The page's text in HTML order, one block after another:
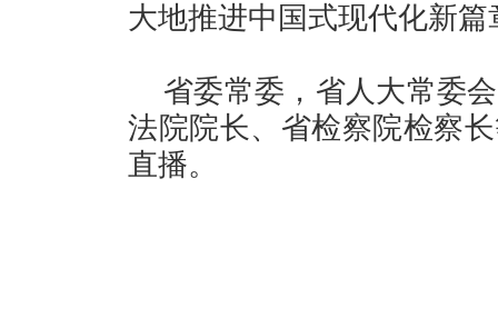
大地推进中国式现代化新
省委常委，省人大常委
法院院长、省检察院检察
直播。